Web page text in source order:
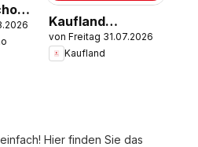
-
Kaufland
Flugblatt
von Freitag 31.07.2026
Kaufland
Hier finden Sie das